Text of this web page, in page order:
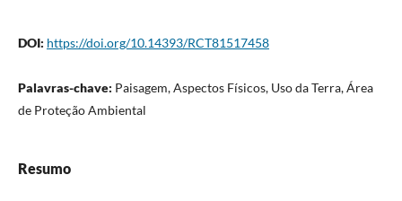
DOI: https://doi.org/10.14393/RCT81517458
Palavras-chave: Paisagem, Aspectos Físicos, Uso da Terra, Área
de Proteção Ambiental
Resumo